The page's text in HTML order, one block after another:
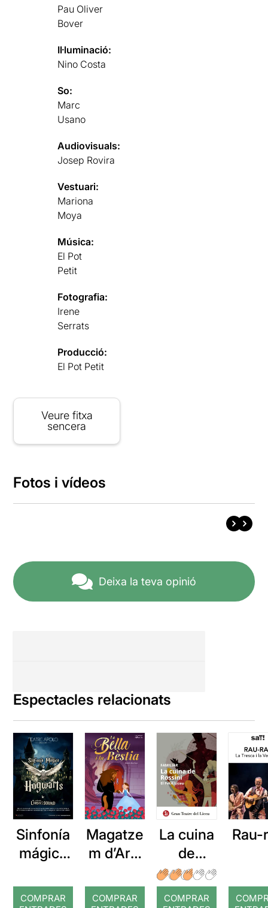
Pau Oliver
Bover
Il·luminació:
Nino Costa
So:
Marc
Usano
Audiovisuals:
Josep Rovira
Vestuari:
Mariona
Moya
Música:
El Pot
Petit
Fotografia:
Irene
Serrats
Producció:
El Pot Petit
Veure fitxa
sencera
Fotos i vídeos
Deixa la teva opinió
Espectacles relacionats
Sinfonía
mágica
Hogwart
COMPRAR
Magatze
m d’Ars:
la Bèstia
COMPRAR
La cuina
de
Rossini
COMPRAR
Rau-